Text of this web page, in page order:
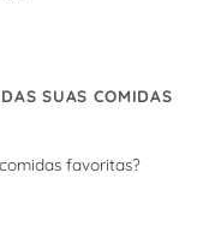
SUAS COMIDAS
favoritas?